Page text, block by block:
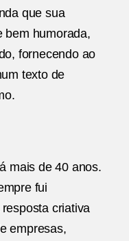
que sua
bem humorada,
fornecendo ao
texto de
mais de 40 anos.
fui
criativa
empresas,